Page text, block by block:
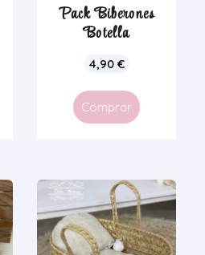
Pack Biberones
Botella
4,90 €
Comprar